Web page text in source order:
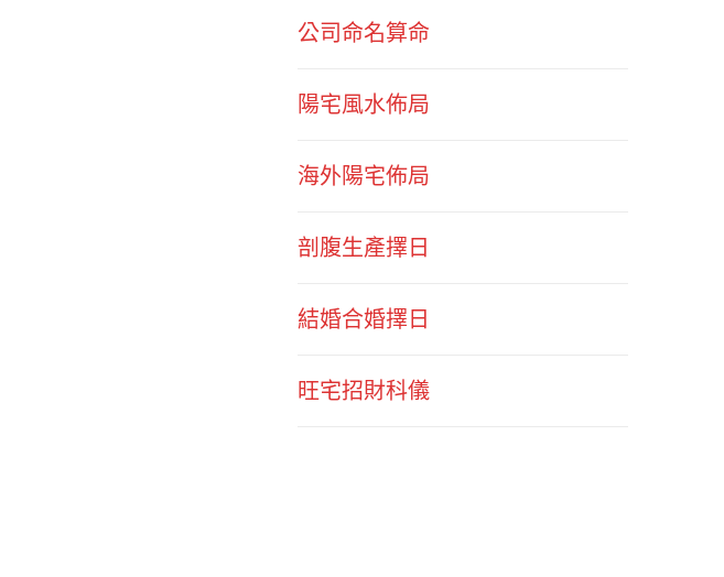
公司命名算命
陽宅風水佈局
海外陽宅佈局
剖腹生產擇日
結婚合婚擇日
旺宅招財科儀